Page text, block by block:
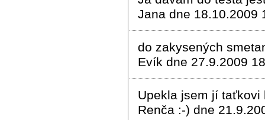
Jana dne 18.10.2009
do zakysených
Evík dne 27.9.2009
Upekla jsem jí taťkovi
Renča :-) dne